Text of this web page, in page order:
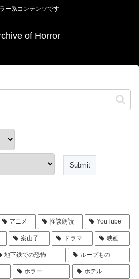
ー系コンテンツです
of Horror
アニメ 怪談朗読 YouTube
案山子 ドラマ 映画
地下鉄での恐怖 ループもの
ホラー ホテル